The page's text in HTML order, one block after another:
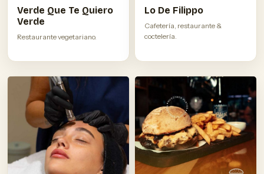
Verde Que Te Quiero
Verde
Restaurante vegetariano.
Lo De Filippo
Cafetería, restaurante &
coctelería.